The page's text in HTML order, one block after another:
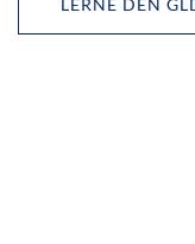
LERNE DEN